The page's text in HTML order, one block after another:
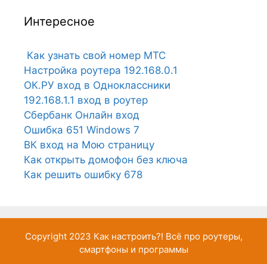
Интересное
Как узнать свой номер МТС
Настройка роутера 192.168.0.1
ОК.РУ вход в Одноклассники
192.168.1.1 вход в роутер
Сбербанк Онлайн вход
Ошибка 651 Windows 7
ВК вход на Мою страницу
Как открыть домофон без ключа
Как решить ошибку 678
Copyright 2023 Как настроить?! Всё про роутеры,
смартфоны и программы